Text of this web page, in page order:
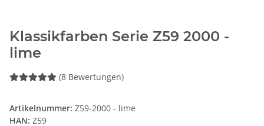
Klassikfarben Serie Z59 2000 -
lime
(8 Bewertungen)
Artikelnummer: Z59-2000 - lime
HAN: Z59